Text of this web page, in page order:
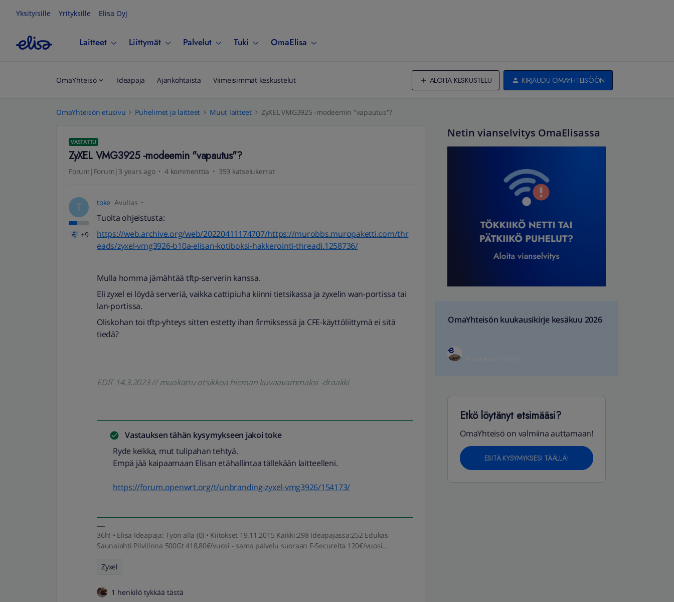
Yksityisille Yrityksille Elisa Oyj
Laitteet Liittymät Palvelut Tuki OmaElisa
OmaYhteisö Ideapaja Ajankohtaista Viimeisimmät keskustelut ALOITA KESKUSTELU KIRJAUDU OMAYHTEISÖÖN
OmaYhteisön etusivu Puhelimet ja laitteet Muut laitteet ZyXEL VMG3925 -modeemin "vapautus"?
VASTATTU
ZyXEL VMG3925 -modeemin "vapautus"?
Forum|Forum|3 years ago 4 kommenttia 359 katselukerrat
T
+9
toke Avulias
Tuolta ohjeistusta:
https://web.archive.org/web/20220411174707/https://murobbs.muropaketti.com/thr
eads/zyxel-vmg3926-b10a-elisan-kotiboksi-hakkerointi-threadi.1258736/
Mulla homma jämähtää tftp-serverin kanssa.
Eli zyxel ei löydä serveriä, vaikka cattipiuha kiinni tietsikassa ja zyxelin wan-portissa tai
lan-portissa.
Oliskohan toi tftp-yhteys sitten estetty ihan firmiksessä ja CFE-käyttöliittymä ei sitä
tiedä?
EDIT 14.3.2023 // muokattu otsikkoa hieman kuvaavammaksi -draakki
Vastauksen tähän kysymykseen jakoitoke
Ryde keikka, mut tulipahan tehtyä.
Empä jää kaipaamaan Elisan etähallintaa tällekään laitteelleni.
https://forum.openwrt.org/t/unbranding-zyxel-vmg3926/154173/
36h! • Elisa Ideapaja: Työn alla (0) • Kiitokset 19.11.2015 Kaikki:298 Ideapajassa:252 Edukas
Saunalahti Pilvilinna 500Gt 418,80€/vuosi - sama palvelu suoraan F-Securelta 120€/vuosi...
Zyxel
1 henkilö tykkää tästä
Netin vianselvitys OmaElisassa
OmaYhteisön kuukausikirje kesäkuu 2026
Etkö löytänyt etsimääsi?
OmaYhteisö on valmiina auttamaan!
ESITÄ KYSYMYKSESI TÄÄLLÄ!